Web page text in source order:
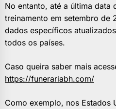
No entanto, até a última data
treinamento em setembro de
dados específicos
todos os países.
Caso queira saber mais
https://funerariabh.com/
Como exemplo, nos Estados